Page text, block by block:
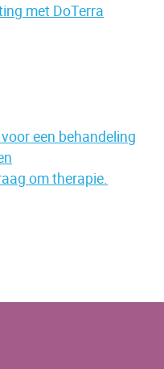
met DoTerra
een behandeling
om therapie.